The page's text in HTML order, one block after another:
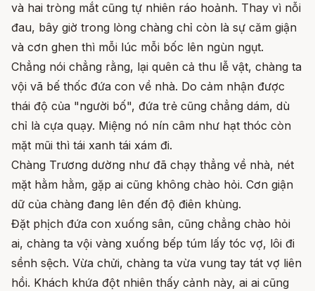
và hai tròng mắt cũng tự nhiên ráo hoảnh. Thay vì nỗi
đau, bây giờ trong lòng chàng chỉ còn là sự căm giận
và cơn ghen thì mỗi lúc mỗi bốc lên ngùn ngụt.
Chẳng nói chẳng rằng, lại quên cả thu lễ vật, chàng ta
vội vã bế thốc đứa con về nhà. Do cảm nhận được
thái độ của "người bố", đứa trẻ cũng chẳng dám, dù
chỉ là cựa quạy. Miệng nó nín câm như hạt thóc còn
mặt mũi thì tái xanh tái xám đi.
Chàng Trương dường như đã chạy thẳng về nhà, nét
mặt hằm hằm, gặp ai cũng không chào hỏi. Cơn giận
dữ của chàng đang lên đến độ điên khùng.
Đặt phịch đứa con xuống sân, cũng chẳng chào hỏi
ai, chàng ta vội vàng xuống bếp túm lấy tóc vợ, lôi đi
sềnh sệch. Vừa chửi, chàng ta vừa vung tay tát vợ liên
hồi. Khách khứa đột nhiên thấy cảnh này, ai ai cũng